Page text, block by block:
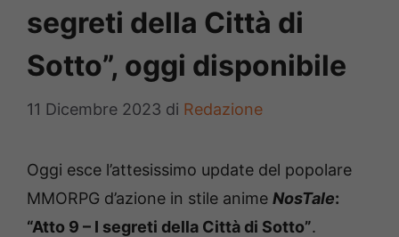
segreti della Città di
Sotto”, oggi disponibile
11 Dicembre 2023 di Redazione
Oggi esce l’attesissimo update del popolare
MMORPG d’azione in stile anime NosTale:
“Atto 9 – I segreti della Città di Sotto”.